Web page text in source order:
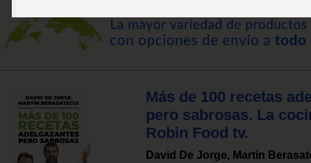
Más de 100 recetas
pero sabrosas. La
Robin Food tv.
David De Jorge, Martín